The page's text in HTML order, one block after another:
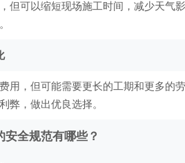
但可以缩短现场施工时间，减少天气
用，但可能需要更长的工期和更多的
弊，做出优良选择。
全规范有哪些？